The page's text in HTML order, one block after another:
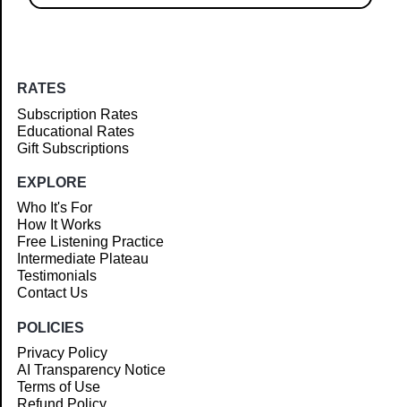
RATES
Subscription Rates
Educational Rates
Gift Subscriptions
EXPLORE
Who It's For
How It Works
Free Listening Practice
Intermediate Plateau
Testimonials
Contact Us
POLICIES
Privacy Policy
AI Transparency Notice
Terms of Use
Refund Policy